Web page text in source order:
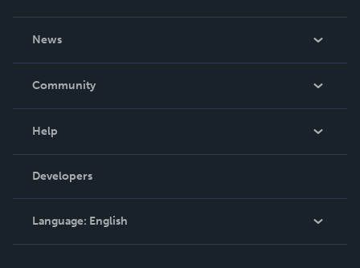
News
In The News
Community
Podcast
Help
Order Lookup
Knowledge Base
Contact Support
Developers
Language: English